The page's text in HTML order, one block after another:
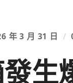
年 3 月 31 日 /
生